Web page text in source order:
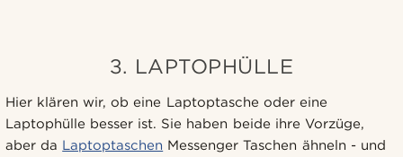
3. LAPTOPHÜLLE
Hier klären wir, ob eine Laptoptasche oder eine
Laptophülle besser ist. Sie haben beide ihre Vorzüge,
aber da Laptoptaschen Messenger Taschen ähneln - und